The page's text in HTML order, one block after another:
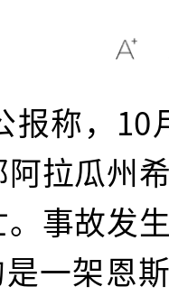
报称，10
拉瓜州
事故发
一架恩